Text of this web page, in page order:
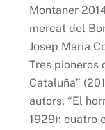
Montaner
mercat del
Josep Maria
Tres pioneros
Cataluña”
autors, “El
1929): cuatro